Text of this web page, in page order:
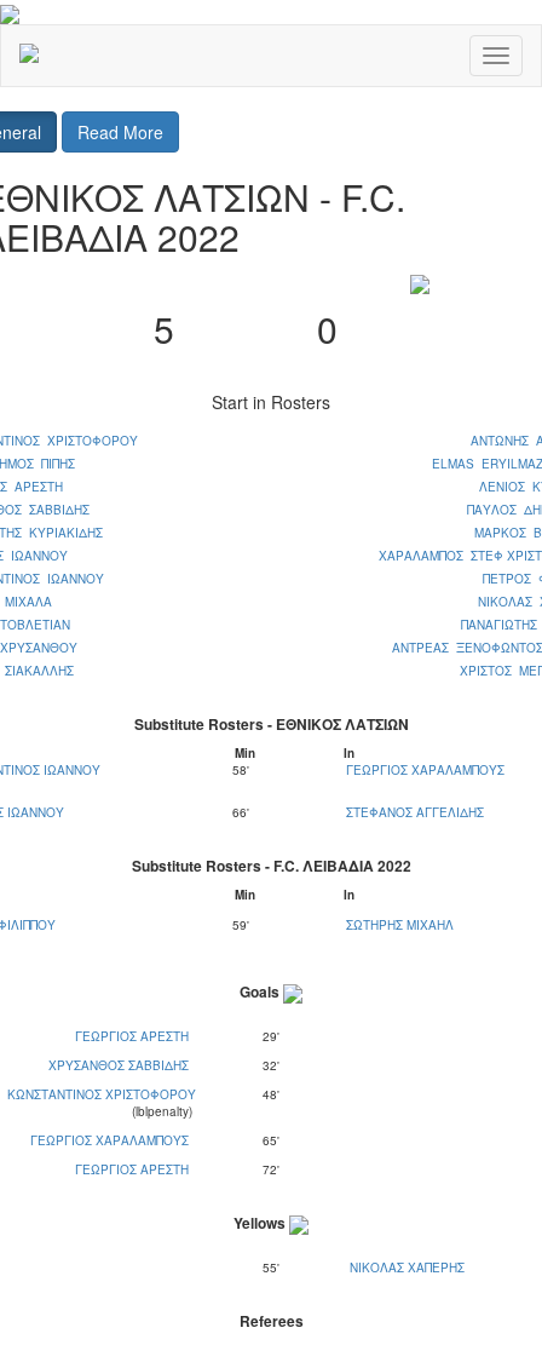
Read More
ΛΑΤΣΙΩΝ - F.C.
2022
5
0
Start in Rosters
ΧΡΙΣΤΟΦΟΡΟΥ
ΠΙΠΗΣ
ΑΡΕΣΤΗ
ΣΑΒΒΙΔΗΣ
ΚΥΡΙΑΚΙΔΗΣ
ΙΩΑΝΝΟΥ
ΙΩΑΝΝΟΥ
ΣΙΑΚΑΛΛΗΣ
ΑΝΤΩΝΗΣ
ELMAS
ΛΕΝΙΟΣ
ΠΑΥΛΟΣ
ΜΑΡΚΟΣ
ΧΑΡΑΛΑΜΠΟΣ ΣΤΕΦ
ΠΕΤΡΟΣ
ΝΙΚΟΛΑΣ
ΑΝΤΡΕΑΣ
ΧΡΙΣΤΟΣ
Substitute Rosters - ΕΘΝΙΚΟΣ ΛΑΤΣΙΩΝ
Μin
In
ΙΩΑΝΝΟΥ
58' ΓΕΩΡΓΙΟΣ ΧΑΡΑΛΑΜΠΟΥΣ
ΙΩΑΝΝΟΥ 66' ΣΤΕΦΑΝΟΣ ΑΓΓΕΛΙΔΗΣ
Substitute Rosters - F.C. ΛΕΙΒΑΔΙΑ 2022
Μin
In
59' ΣΩΤΗΡΗΣ ΜΙΧΑΗΛ
Goals
ΓΕΩΡΓΙΟΣ ΑΡΕΣΤΗ
29'
ΧΡΥΣΑΝΘΟΣ ΣΑΒΒΙΔΗΣ
32'
ΚΩΝΣΤΑΝΤΙΝΟΣ ΧΡΙΣΤΟΦΟΡΟΥ
(lblpenalty)
48'
ΓΕΩΡΓΙΟΣ ΧΑΡΑΛΑΜΠΟΥΣ
65'
ΓΕΩΡΓΙΟΣ ΑΡΕΣΤΗ
72'
Yellows
55' ΝΙΚΟΛΑΣ ΧΑΠΕΡΗΣ
Referees